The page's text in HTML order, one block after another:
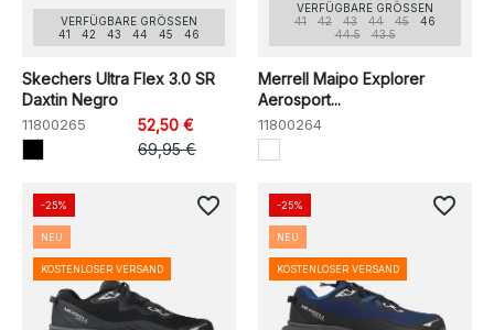
VERFÜGBARE GRÖSSEN
41
42 43 44 45 46
Skechers Ultra Flex 3.0 SR
Daxtin Negro
11800265
52,50 €
69,95 €
VERFÜGBARE GRÖSSEN
41
42 43 44 45
46
44.5
43.5
Merrell Maipo Explorer
Aerosport...
11800264
-25%
NEU
KOSTENLOSER VERSAND
favorite_border -25%
NEU
KOSTENLOSER VERSAND
favorite_border